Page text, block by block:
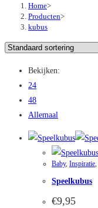
Home>
Producten>
kubus
Bekijken:
24
48
Allemaal
Baby, Inspiratie,
Speelkubus
€9,95